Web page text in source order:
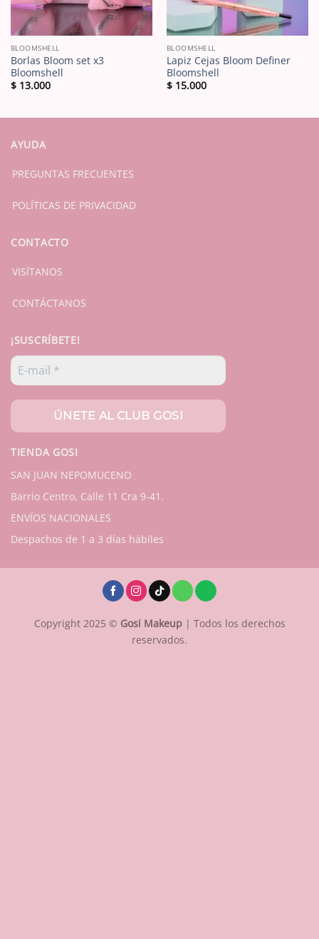
BLOOMSHELL
Borlas Bloom set x3
Bloomshell
$13.000
BLOOMSHELL
Lapiz Cejas Bloom Definer
Bloomshell
$15.000
AYUDA
PREGUNTAS FRECUENTES
POLÍTICAS DE PRIVACIDAD
CONTACTO
VISÍTANOS
CONTÁCTANOS
¡SUSCRÍBETE!
TIENDA GOSI
SAN JUAN NEPOMUCENO
Barrio Centro, Calle 11 Cra 9-41.
ENVÍOS NACIONALES
Despachos de 1 a 3 días hábiles
Copyright 2025 © Gosi Makeup | Todos los derechos
reservados.